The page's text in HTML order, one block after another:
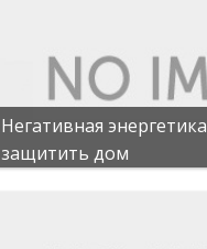
Негативная
защитить дом